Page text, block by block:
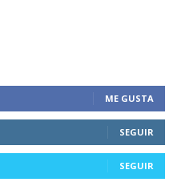
of vaping and
in your email.
SUBSCRIBIRSE
ME GUSTA
SEGUIR
SEGUIR